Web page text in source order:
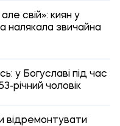
свій»: киян у
налякала звичайна
у Богуславі під час
річний чоловік
відремонтувати